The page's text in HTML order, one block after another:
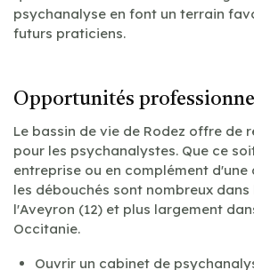
psychanalyse en font un terrain
futurs praticiens.
Opportunités
Le bassin de vie de Rodez offre de
pour les psychanalystes. Que ce
entreprise ou en complément
les débouchés sont nombreux
l'Aveyron (12) et plus largement
Occitanie.
Ouvrir un cabinet de